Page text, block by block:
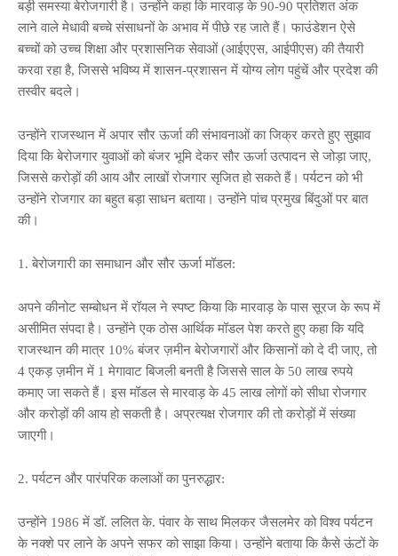
बड़ी समस्या बेरोजगारी है। उन्होंने कहा कि मारवाड़ के 90-90 प्रतिशत अंक
लाने वाले मेधावी बच्चे संसाधनों के अभाव में पीछे रह जाते हैं। फाउंडेशन ऐसे
बच्चों को उच्च शिक्षा और प्रशासनिक सेवाओं (आईएएस, आईपीएस) की तैयारी
करवा रहा है, जिससे भविष्य में शासन-प्रशासन में योग्य लोग पहुंचें और प्रदेश की
तस्वीर बदले।
उन्होंने राजस्थान में अपार सौर ऊर्जा की संभावनाओं का जिक्र करते हुए सुझाव
दिया कि बेरोजगार युवाओं को बंजर भूमि देकर सौर ऊर्जा उत्पादन से जोड़ा जाए,
जिससे करोड़ों की आय और लाखों रोजगार सृजित हो सकते हैं। पर्यटन को भी
उन्होंने रोजगार का बहुत बड़ा साधन बताया। उन्होंने पांच प्रमुख बिंदुओं पर बात
की।
1. बेरोजगारी का समाधान और सौर ऊर्जा मॉडल:
अपने कीनोट सम्बोधन में रॉयल ने स्पष्ट किया कि मारवाड़ के पास सूरज के रूप में
असीमित संपदा है। उन्होंने एक ठोस आर्थिक मॉडल पेश करते हुए कहा कि यदि
राजस्थान की मात्र 10% बंजर ज़मीन बेरोजगारों और किसानों को दे दी जाए, तो
4 एकड़ ज़मीन में 1 मेगावाट बिजली बनती है जिससे साल के 50 लाख रुपये
कमाए जा सकते हैं। इस मॉडल से मारवाड़ के 45 लाख लोगों को सीधा रोजगार
और करोड़ों की आय हो सकती है। अप्रत्यक्ष रोजगार की तो करोड़ों में संख्या
जाएगी।
2. पर्यटन और पारंपरिक कलाओं का पुनरुद्धार:
उन्होंने 1986 में डॉ. ललित के. पंवार के साथ मिलकर जैसलमेर को विश्व पर्यटन
के नक्शे पर लाने के अपने सफर को साझा किया। उन्होंने बताया कि कैसे ऊंटों के